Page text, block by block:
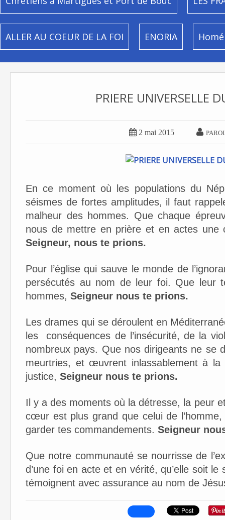
ALLER AU COEUR DE LA FOI ENORIA
PRIERE UNIVERSELLE
 2 mai 2015 
En ce moment où les populations du
séismes de fortes amplitudes, il faut
malheur des hommes. Que chaque
nous de mettre en prière et en actes
Seigneur, nous te prions.
Pour l’église qui sauve le monde de
persécutés au nom de leur foi. Que leur
hommes, Seigneur nous te prions.
Les drames qui se déroulent en
les conséquences de l’insécurité, de la
nombreux pays. Que nos dirigeants ne se
meurtries, et œuvrent inlassablement à
justice, Seigneur nous te prions.
Il y a des moments où la détresse, la peur
cœur est plus grand que celui de
garder tes commandements. Seigneur
Que notre communauté se nourrisse de
d’une foi en acte et en vérité, qu’elle soit
témoignent avec assurance au nom de